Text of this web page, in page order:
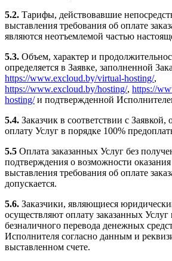
5.2. Тарифы, действовавшие
выставления требования об оплате
являются неотъемлемой частью
5.3. Объем, характер и
определяется в Заявке, заполненной
https://www.excloud.by/virtual-hosting/,
https://www.excloud.by/hosting/, https://
hosting/и подтвержденной
5.4. Заказчик в соответствии с Заявкой,
оплату Услуг в порядке 100%
5.5 Оплата заказанных Услуг без
подтверждения о возможности
выставления требования об оплате
допускается.
5.6. Заказчики, являющиеся
осуществляют оплату заказанных Услуг
безналичного перевода денежных
Исполнителя согласно данным и
выставленном счете.